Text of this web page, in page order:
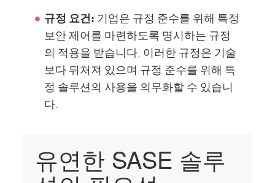
규정 요건: 기업은 규정 준수를 위해 특정
보안 제어를 마련하도록 명시하는 규정
의 적용을 받습니다. 이러한 규정은 기술
보다 뒤처져 있으며 규정 준수를 위해 특
정 솔루션의 사용을 의무화할 수 있습니
다.
유연한 SASE 솔루